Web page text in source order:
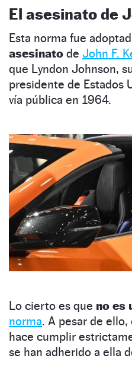
El asesinato de
Esta norma fue
asesinato de John F.
que Lyndon Johnson,
presidente de Estados
vía pública en 1964.
Lo cierto es que no es
norma. A pesar de
hace cumplir
se han adherido a ella